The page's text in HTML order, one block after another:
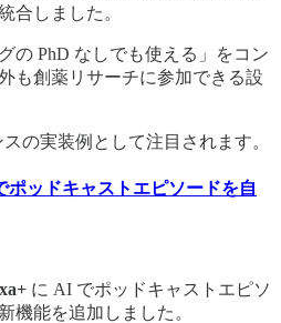
合しました。
の PhD なしでも使える」をコン
も創薬リサーチに参加できる設
の実装例として注目されます。
ポッドキャストエピソードを自
に AI でポッドキャストエピソ
機能を追加しました。